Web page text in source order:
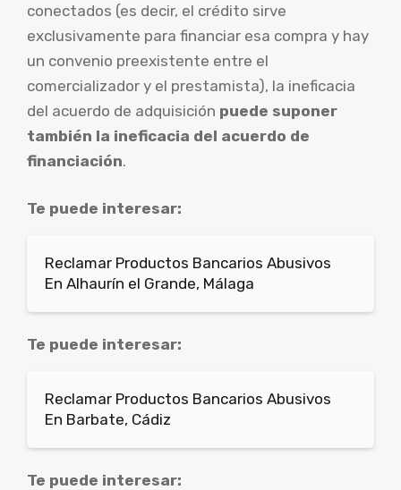
conectados (es decir, el crédito sirve
exclusivamente para financiar esa compra y hay
un convenio preexistente entre el
comercializador y el prestamista), la ineficacia
del acuerdo de adquisición puede suponer
también la ineficacia del acuerdo de
financiación.
Te puede interesar:
Reclamar Productos Bancarios Abusivos
En Alhaurín el Grande, Málaga
Te puede interesar:
Reclamar Productos Bancarios Abusivos
En Barbate, Cádiz
Te puede interesar: